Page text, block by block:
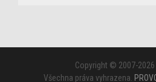
Copyright © 2007-2026
Všechna práva vyhrazena.